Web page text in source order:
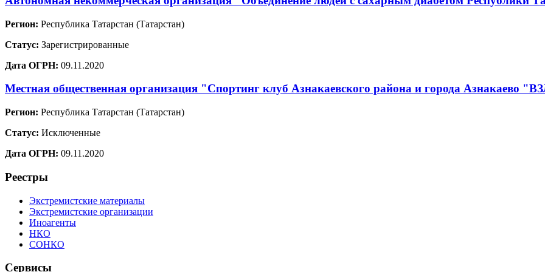
Регион: Республика Татарстан (Татарстан)
Статус: Зарегистрированные
Дата ОГРН: 09.11.2020
Местная общественная организация "Спортинг клуб Азнакаевского района и города Азнакаево
Регион: Республика Татарстан (Татарстан)
Статус: Исключенные
Дата ОГРН: 09.11.2020
Реестры
Экстремистские материалы
Экстремистские организации
Иноагенты
НКО
СОНКО
Сервисы